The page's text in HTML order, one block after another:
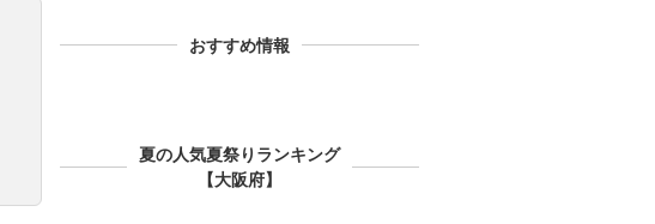
おすすめ情報
夏の人気夏祭りランキング
【大阪府】